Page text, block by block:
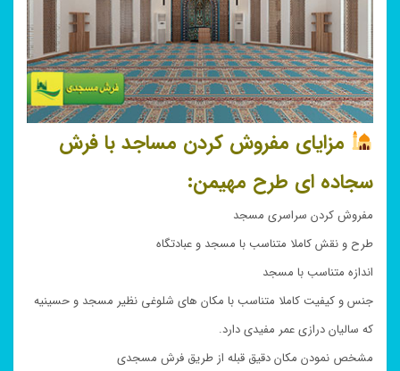
مزایای مفروش کردن مساجد با فرش
سجاده ای طرح مهیمن:
مفروش کردن سراسری مسجد
طرح و نقش کاملا متناسب با مسجد و عبادتگاه
اندازه متناسب با مسجد
جنس و کیفیت کاملا متناسب با مکان های شلوغی نظیر مسجد و حسینیه
که سالیان درازی عمر مفیدی دارد.
مشخص نمودن مکان دقیق قبله از طریق فرش مسجدی